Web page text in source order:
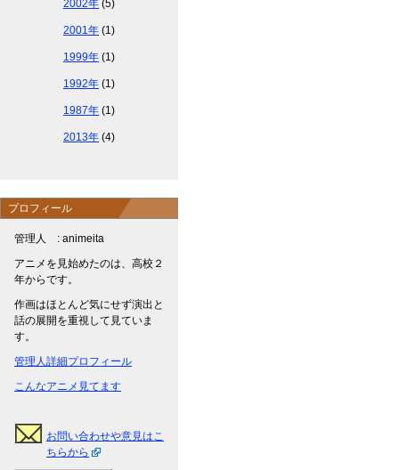
2002年 (5)
2001年 (1)
1999年 (1)
1992年 (1)
1987年 (1)
2013年 (4)
プロフィール
管理人 : animeita
アニメを見始めたのは、高校２
年からです。
作画はほとんど気にせず演出と
話の展開を重視して見ていま
す。
管理人詳細プロフィール
こんなアニメ見てます
お問い合わせや意見はこ
ちらから